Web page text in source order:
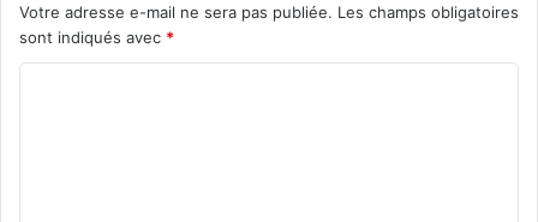
Votre adresse e-mail ne sera pas publiée. Les champs obligatoires
sont indiqués avec *